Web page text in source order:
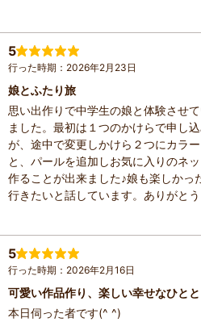
投稿日：2026年3月25日
体験した高評価プラン
ふたつのカケラを繋ぐ金継
町家で陶器のカケラの金継
と、親子で、カップルで、
アクセス◎
※最新のプラン内容はクチコミ投稿時と異なる場合が
予約時は必ずプラン詳細をご確認ください。
5
行った時期：2026年2月23日
娘とふたり旅
思い出作りで中学生の娘と体験させ
ました。最初は１つのかけらで申し
が、途中で変更しかけら２つにカラ
と、パールを追加しお気に入りのネ
作ることが出来ました♪娘も楽しかっ
行きたいと話しています。ありがと
滞在時間：1～2時間
人数：2人
家族の内訳：お子様
子供の年齢：13歳以上
5
行った時期：2026年2月16日
可愛い作品作り、楽しい幸せなひと
本日伺った者です(^ ^)